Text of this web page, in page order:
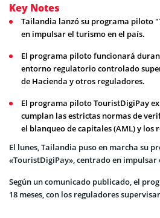
Key Notes
Tailandia lanzó su programa piloto
en impulsar el turismo en el país.
El programa piloto funcionará
entorno regulatorio controlado
de Hacienda y otros reguladores.
El programa piloto TouristDigiPay
cumplan las estrictas normas de
el blanqueo de capitales (AML) y los
El lunes, Tailandia puso en marcha su
«TouristDigiPay», centrado en
Según un comunicado publicado, el
18 meses, con los reguladores